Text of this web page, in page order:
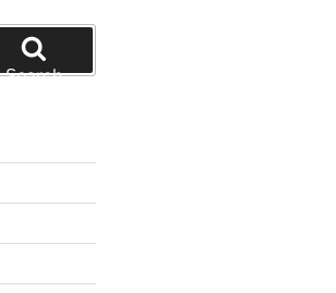
Search